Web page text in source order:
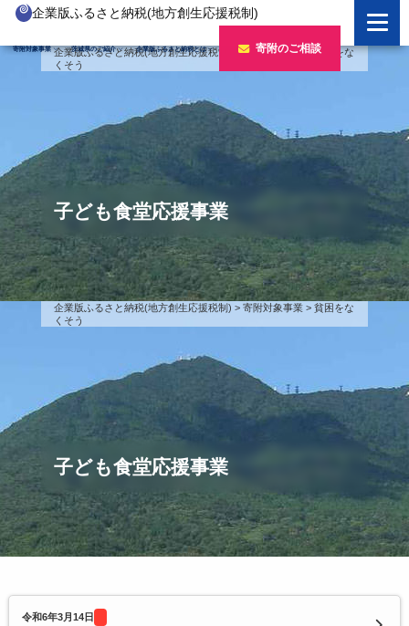
企業版ふるさと納税(地方創生応援税制)
寄附対象事業 茨城県のご紹介 企業版ふるさと納税とは 寄附のご相談
企業版ふるさと納税とは
制度の概要
企業版ふるさと納税(人材派遣型)
寄附をいただいた企業様
寄附対象事業のご紹介
新しい豊かさを推進する事業
新しい安心安全を推進する事業
新しい人財育成を推進する事業
新しい夢・希望を推進する事業
事業検索フォーム
茨城県のご紹介
茨城のポテンシャル
「新しい茨城」への4つのチャレンジ
寄附をいただいた企業様
令和7年度寄附企業一覧
令和6年度寄附企業一覧
令和5年度寄附企業一覧
令和3年度寄附企業一覧
令和2年度寄附企業一覧
企業版ふるさと納税(地方創生応援税制) >寄附対象事業>貧困をな
くそう
子ども食堂応援事業
企業版ふるさと納税(地方創生応援税制) > 寄附対象事業> 貧困をな
くそう
子ども食堂応援事業
令和6年3月14日